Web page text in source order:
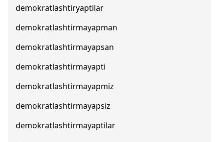
demokratlashtiryaptilar
demokratlashtirmayapman
demokratlashtirmayapsan
demokratlashtirmayapti
demokratlashtirmayapmiz
demokratlashtirmayapsiz
demokratlashtirmayaptilar